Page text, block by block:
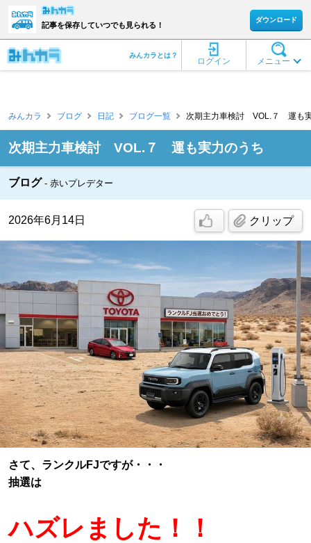
記事を保存していつでも見られる！
ダウンロード
メニュー
ログイン
みんカラとは？
みんカラ ブログ 日記 ブログ一覧 次期主力車検討 VOL.７ 運も
次期主力車検討 VOL.７ 運も実力のうち
ブログ 赤いプレデター
2026年6月14日 クリップ
さて、ランクルFJですが・・・
抽選は
ハズレました！！